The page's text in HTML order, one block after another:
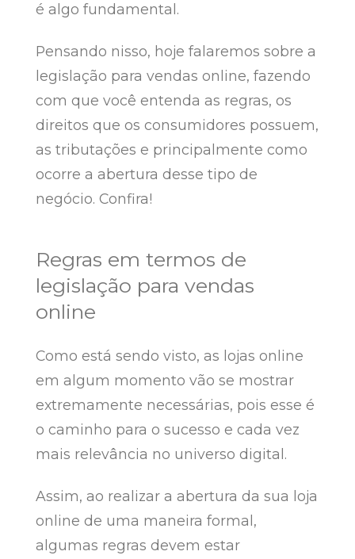
é algo fundamental.
Pensando nisso, hoje falaremos sobre a
legislação para vendas online, fazendo
com que você entenda as regras, os
direitos que os consumidores possuem,
as tributações e principalmente como
ocorre a abertura desse tipo de
negócio. Confira!
Regras em termos de
legislação para vendas
online
Como está sendo visto, as lojas online
em algum momento vão se mostrar
extremamente necessárias, pois esse é
o caminho para o sucesso e cada vez
mais relevância no universo digital.
Assim, ao realizar a abertura da sua loja
online de uma maneira formal,
algumas regras devem estar